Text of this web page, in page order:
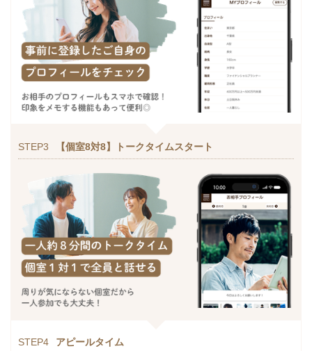
STEP3 【個室8対8】トークタイムスタート
STEP4 アピールタイム